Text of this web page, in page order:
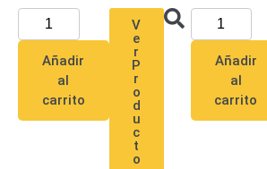
AccesoriosDiscos
(HDD)
Memorias
SD /
Memorias
Servidores
Añadir
al
carrito
V
e
r
P
r
o
d
u
c
t
o
Añadir
al
carrito